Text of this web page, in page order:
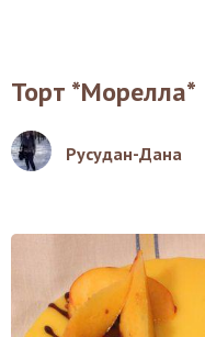
Торт *Морелла*
Русудан-Дана